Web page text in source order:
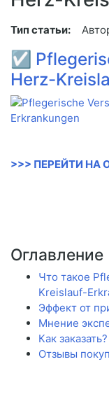
Тип статьи:
☑
Herz-
>>> ПЕРЕЙТИ
Оглавление
Что такое
Kreislauf-
Эффект от
Мнение
Как заказать?
Отзывы